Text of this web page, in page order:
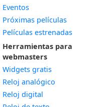
Eventos
Próximas películas
Películas estrenadas
Herramientas para
webmasters
Widgets gratis
Reloj analógico
Reloj digital